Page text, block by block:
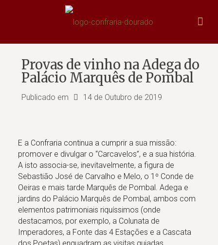
Provas de vinho na Adega do
Palácio Marquês de Pombal
Publicado em 14 de Outubro de 2019
E a Confraria continua a cumprir a sua missão:
promover e divulgar o “Carcavelos”, e a sua história.
A isto associa-se, inevitavelmente, a figura de
Sebastião José de Carvalho e Melo, o 1º Conde de
Oeiras e mais tarde Marquês de Pombal. Adega e
jardins do Palácio Marquês de Pombal, ambos com
elementos patrimoniais riquíssimos (onde
destacamos, por exemplo, a Colunata de
Imperadores, a Fonte das 4 Estações e a Cascata